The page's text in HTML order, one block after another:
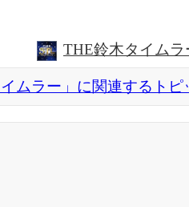
THE鈴木タイムラ
イムラー」に関連するト